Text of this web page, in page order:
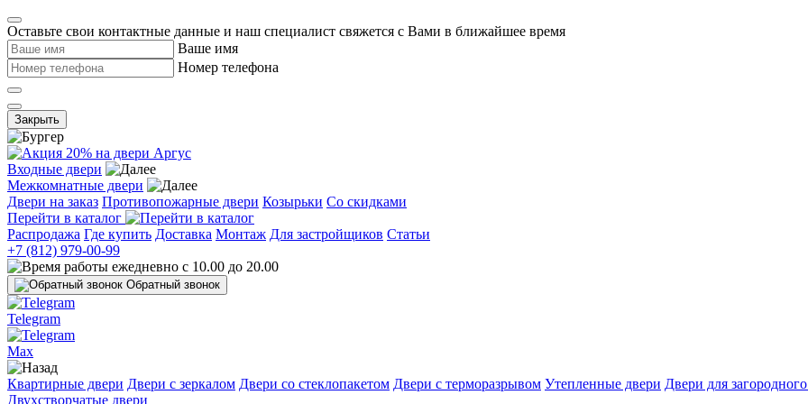
Оставьте свои контактные данные и наш специалист свяжется с Вами в ближайшее время
Ваше имя
Номер телефона
Закрыть
Входные двери
Межкомнатные двери
Двери на заказ Противопожарные двери Козырьки Со скидками
Перейти в каталог
Распродажа Где купить Доставка Монтаж Для застройщиков Статьи
+7 (812) 979-00-99
ежедневно с 10.00 до 20.00
Обратный звонок
Telegram
Max
Квартирные двери Двери с зеркалом Двери со стеклопакетом Двери с терморазрывом Утепленные двери Двери для
Двухстворчатые двери